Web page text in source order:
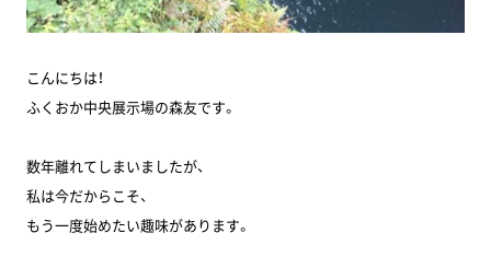
こんにちは！
ふくおか中央展示場の森友です。
数年離れてしまいましたが、
私は今だからこそ、
もう一度始めたい趣味があります。